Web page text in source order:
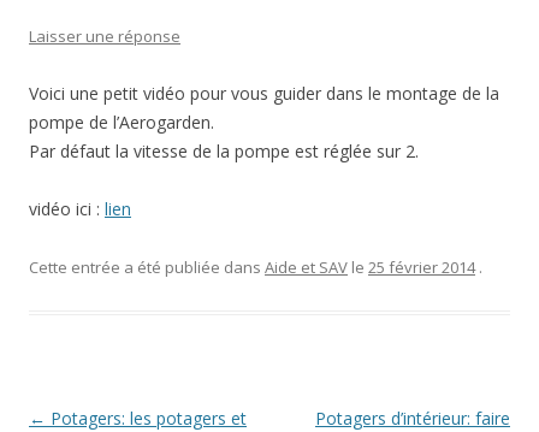
Laisser une réponse
Voici une petit vidéo pour vous guider dans le montage de la
pompe de l’Aerogarden.
Par défaut la vitesse de la pompe est réglée sur 2.
vidéo ici : lien
Cette entrée a été publiée dans Aide et SAV le 25 février 2014 .
Navigation des articles
← Potagers: les potagers et
Potagers d’intérieur: faire